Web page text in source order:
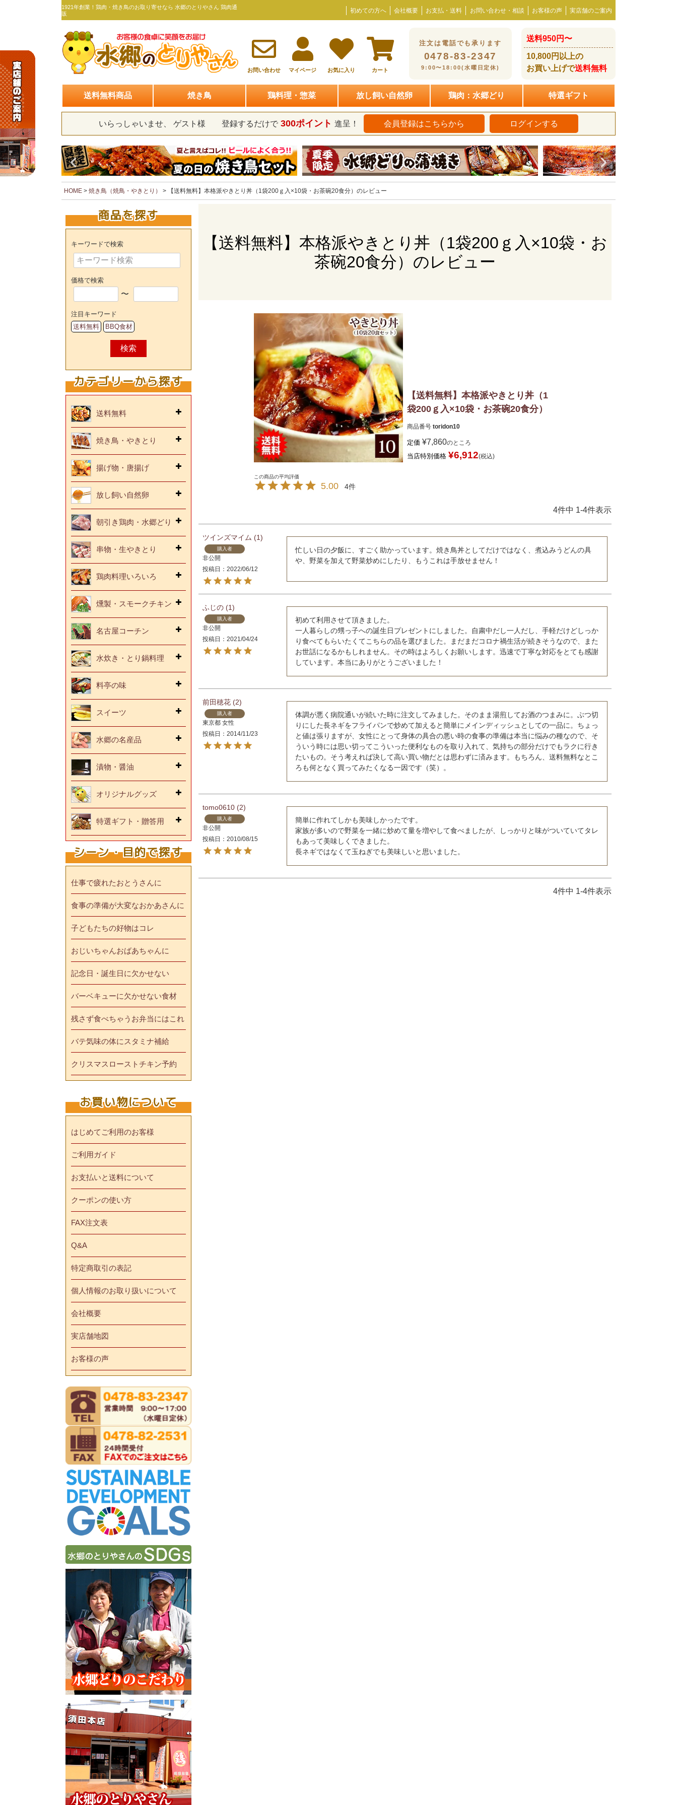
1921年創業！鶏肉・焼き鳥のお取り寄せなら 水郷のとりやさん 鶏肉通
販
初めての方へ 会社概要 お支払・送料 お問い合わせ・相談 お客様の声 実店舗のご案内
お問い合わせ マイページ お気に入り カート
注文は電話でも承ります
0478-83-2347
9:00〜18:00(水曜日定休)
送料950円〜
10,800円以上の
お買い上げで送料無料
送料無料商品 焼き鳥 鶏料理・惣菜 放し飼い自然卵 鶏肉：水郷どり 特選ギフト
いらっしゃいませ、 ゲスト様 登録するだけで 300ポイント 進呈！ 会員登録はこちらから ログインする
HOME 焼き鳥（焼鳥・やきとり） 【送料無料】本格派やきとり丼（1袋200ｇ入×10袋・お茶碗20食分）のレビュー
商品を探す
キーワードで検索
価格で検索
〜
注目キーワード
送料無料
BBQ食材
検索
カテゴリーから探す
送料無料
焼き鳥・やきとり
揚げ物・唐揚げ
放し飼い自然卵
朝引き鶏肉・水郷どり
串物・生やきとり
鶏肉料理いろいろ
燻製・スモークチキン
名古屋コーチン
水炊き・とり鍋料理
料亭の味
スイーツ
水郷の名産品
漬物・醤油
オリジナルグッズ
特選ギフト・贈答用
シーン・目的で探す
仕事で疲れたおとうさんに
食事の準備が大変なおかあさんに
子どもたちの好物はコレ
おじいちゃんおばあちゃんに
記念日・誕生日に欠かせない
バーベキューに欠かせない食材
残さず食べちゃうお弁当にはこれ
バテ気味の体にスタミナ補給
クリスマスローストチキン予約
お買い物について
はじめてご利用のお客様
ご利用ガイド
お支払いと送料について
クーポンの使い方
FAX注文表
Q&A
特定商取引の表記
個人情報のお取り扱いについて
会社概要
実店舗地図
お客様の声
【送料無料】本格派やきとり丼（1袋200ｇ入×10袋・お
茶碗20食分）のレビュー
【送料無料】本格派やきとり丼（1
袋200ｇ入×10袋・お茶碗20食分）
商品番号 toridon10
定価 ¥7,860のところ
当店特別価格 ¥6,912 税込
5.00 4
4件中 1-4件表示
ツインズマイム 1
購入者
非公開
投稿日
2022/06/12
忙しい日の夕飯に、すごく助かっています。焼き鳥丼としてだけではなく、煮込みうどんの具
や、野菜を加えて野菜炒めにしたり、もうこれは手放せません！
ふじの 1
購入者
非公開
投稿日
2021/04/24
初めて利用させて頂きました。
一人暮らしの甥っ子への誕生日プレゼントにしました。自粛中だし一人だし、手軽だけどしっか
り食べてもらいたくてこちらの品を選びました。まだまだコロナ禍生活が続きそうなので、また
お世話になるかもしれません。その時はよろしくお願いします。迅速で丁寧な対応をとても感謝
しています。本当にありがとうございました！
前田穂花 2
購入者
東京都 女性
投稿日
2014/11/23
体調が悪く病院通いが続いた時に注文してみました。そのまま湯煎してお酒のつまみに。ぶつ切
りにした長ネギをフライパンで炒めて加えると簡単にメインディッシュとしての一品に。ちょっ
と値は張りますが、女性にとって身体の具合の悪い時の食事の準備は本当に悩みの種なので、そ
ういう時には思い切ってこういった便利なものを取り入れて、気持ちの部分だけでもラクに行き
たいもの。そう考えれば決して高い買い物だとは思わずに済みます。もちろん、送料無料なとこ
ろも何となく買ってみたくなる一因です（笑）。
tomo0610 2
購入者
非公開
投稿日
2010/08/15
簡単に作れてしかも美味しかったです。
家族が多いので野菜を一緒に炒めて量を増やして食べましたが、しっかりと味がついていてタレ
もあって美味しくできました。
長ネギではなくて玉ねぎでも美味しいと思いました。
4件中 1-4件表示